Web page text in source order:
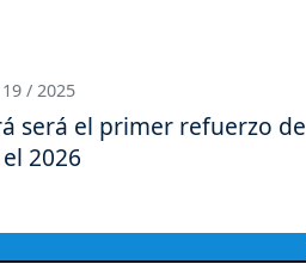
/ 2025
será el primer refuerzo de
2026